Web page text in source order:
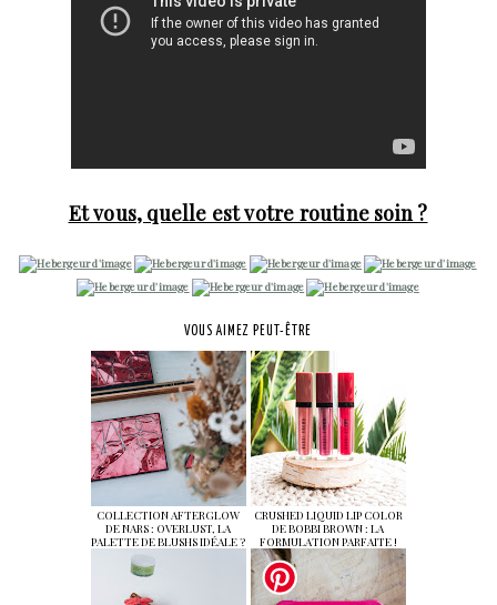
Et vous, quelle est votre routine soin ?
VOUS AIMEZ PEUT-ÊTRE
COLLECTION AFTERGLOW
DE NARS : OVERLUST, LA
PALETTE DE BLUSHS IDÉALE ?
CRUSHED LIQUID LIP COLOR
DE BOBBI BROWN : LA
FORMULATION PARFAITE !